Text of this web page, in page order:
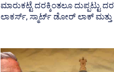
ಮಾರುಕಟ್ಟೆ ದರಕ್ಕಿಂತಲೂ ದುಪ್ಪಟ್ಟು
ಲಾಕರ್ಸ್‌, ಸ್ಮಾರ್ಟ್‌ ಡೋರ್‍‌ ಲಾಕ್‌ ಮತ್ತು